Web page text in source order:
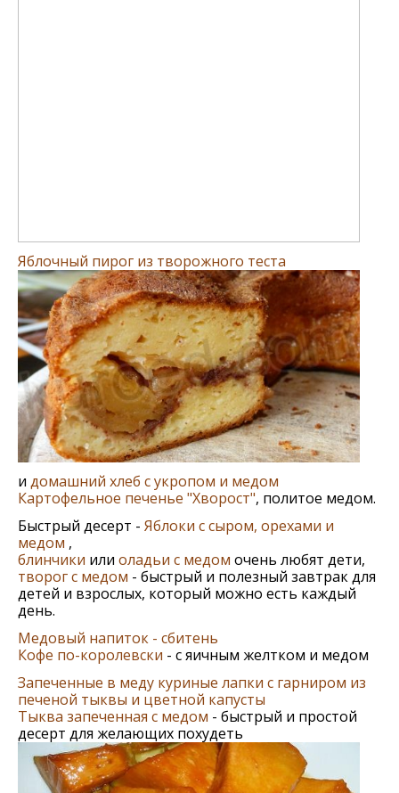
Яблочный пирог из творожного теста
и домашний хлеб с укропом и медом
Картофельное печенье "Хворост", политое медом.
Быстрый десерт - Яблоки с сыром, орехами и
медом ,
блинчики или оладьи с медом очень любят дети,
творог с медом - быстрый и полезный завтрак для
детей и взрослых, который можно есть каждый
день.
Медовый напиток - сбитень
Кофе по-королевски - с яичным желтком и медом
Запеченные в меду куриные лапки с гарниром из
печеной тыквы и цветной капусты
Тыква запеченная с медом - быстрый и простой
десерт для желающих похудеть